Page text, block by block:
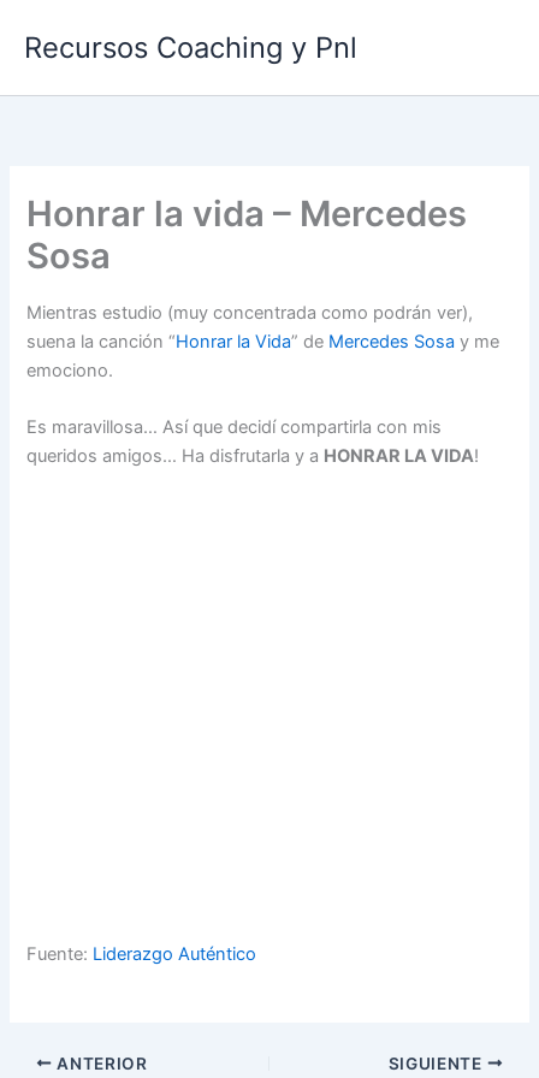
Recursos Coaching y Pnl
Honrar la vida – Mercedes
Sosa
Mientras estudio (muy concentrada como podrán ver),
suena la canción “Honrar la Vida” de Mercedes Sosa y me
emociono.
Es maravillosa… Así que decidí compartirla con mis
queridos amigos… Ha disfrutarla y a HONRAR LA VIDA!
Fuente: Liderazgo Auténtico
ANTERIOR SIGUIENTE